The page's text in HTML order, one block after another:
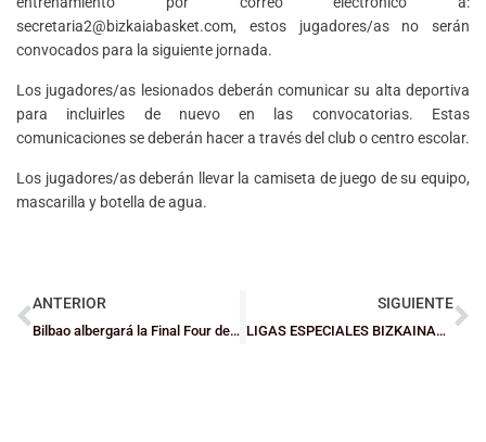
secretaria2@bizkaiabasket.com, estos jugadores/as no serán
convocados para la siguiente jornada.
Los jugadores/as lesionados deberán comunicar su alta deportiva
para incluirles de nuevo en las convocatorias. Estas
comunicaciones se deberán hacer a través del club o centro escolar.
Los jugadores/as deberán llevar la camiseta de juego de su equipo,
mascarilla y botella de agua.
ANTERIOR
Bilbao albergará la Final Four de la Basketball Champions League
SIGUIENTE
LIGAS ESPECIALES BIZKAINAS A1: Videoblog – Resumen de la jornada 4